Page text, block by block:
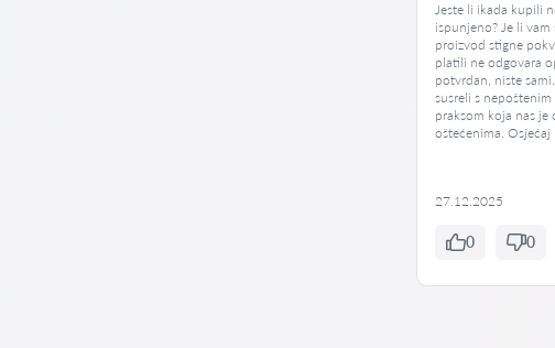
Jeste li ikada kupili
ispunjeno? Je li
proizvod stigne
platili ne odgovara
potvrdan, niste
susreli s
praksom koja nas
oštećenima.
27.12.2025
0 0